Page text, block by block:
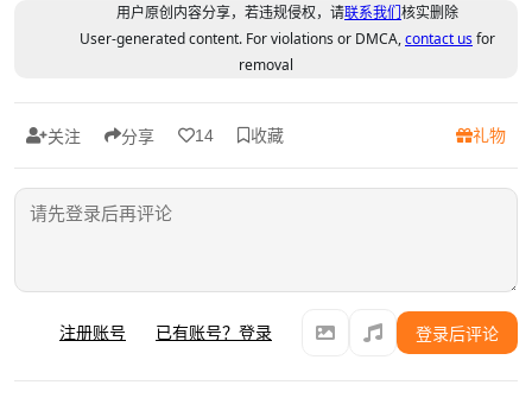
用户原创内容分享，若违规侵权，请联系我们核实删除
User-generated content. For violations or DMCA,contact usfor
removal
关注 分享 14 收藏 礼物
注册账号 已有账号？登录 登录后评论